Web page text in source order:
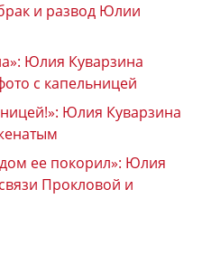
и развод Юлии
Юлия Куварзина
с капельницей
Юлия Куварзина
ее покорил»: Юлия
Прокловой и